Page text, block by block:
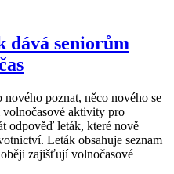
dává seniorům
poznat, něco nového se
volnočasové aktivity pro
odpověď leták, které nově
Leták obsahuje seznam
zajišťují volnočasové